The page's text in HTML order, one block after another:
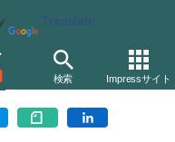
Translate
検索 Impressサイト
ウトできる卓上オリ